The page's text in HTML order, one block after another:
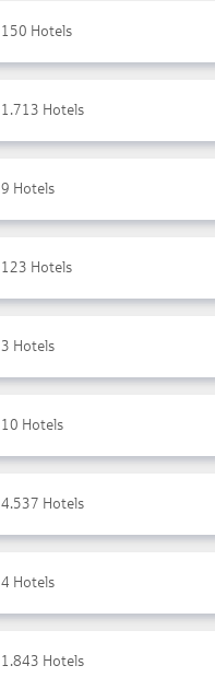
150 Hotels
1.713 Hotels
9 Hotels
123 Hotels
3 Hotels
10 Hotels
4.537 Hotels
4 Hotels
1.843 Hotels